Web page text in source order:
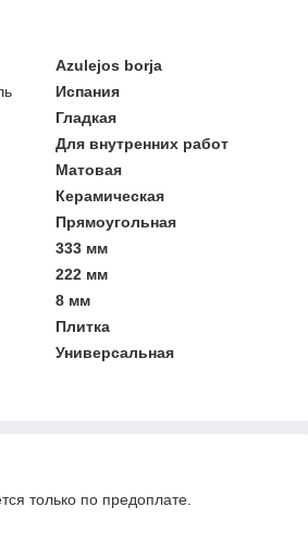
Azulejos borja
Испания
Гладкая
Для внутренних работ
Матовая
Керамическая
Прямоугольная
333 мм
222 мм
8 мм
Плитка
Универсальная
только по предоплате.